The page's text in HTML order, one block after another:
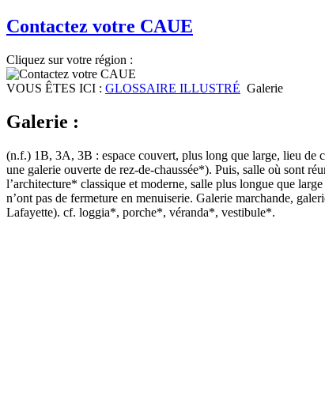
Contactez votre CAUE
Cliquez sur votre région :
VOUS ÊTES ICI : GLOSSAIRE ILLUSTRÉ Galerie
Galerie :
(n.f.) 1B, 3A, 3B : espace couvert, plus long que large, lieu de
une galerie ouverte de rez-de-chaussée*). Puis, salle où sont
l’architecture* classique et moderne, salle plus longue que
n’ont pas de fermeture en menuiserie. Galerie marchande,
Lafayette). cf. loggia*, porche*, véranda*, vestibule*.